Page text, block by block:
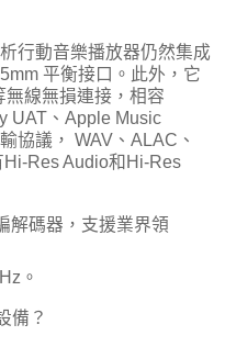
行動音樂播放器仍然集成
平衡接口。此外，它
線無損連接，相容
UAT、Apple Music
協議， WAV、ALAC、
Res Audio和Hi-Res
解碼器，支援業界領
。
備？